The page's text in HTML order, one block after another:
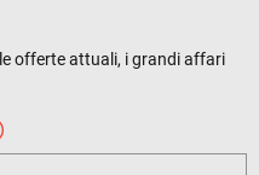
offerte attuali, i grandi affari